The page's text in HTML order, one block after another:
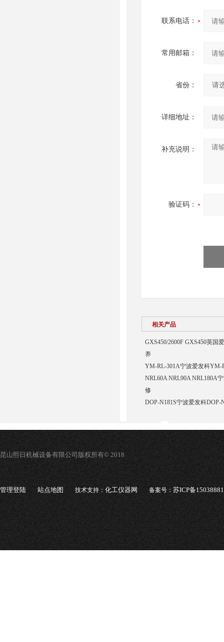
联系电话：
常用邮箱：
省份：
详细地址：
补充说明：
验证码：
相关产品
GXS450/2600F GXS450英国
养
YM-RL-301A宁波爱发科YM-
NRL60A NRL90A NRL180A
修
DOP-N181S宁波爱发科DOP-
昆山熙日机械设备有限公司版权所有© 2018
管理登陆 站点地图 技术支持：化工仪器网 备案号：苏ICP备